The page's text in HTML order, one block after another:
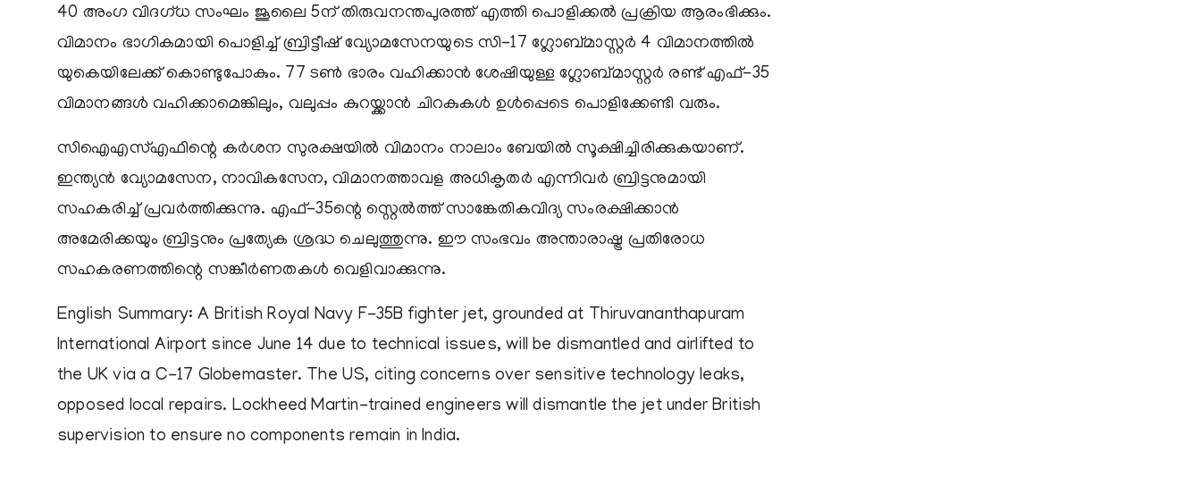
40 അംഗ വിദഗ്ധ സംഘം ജൂലൈ 5ന് തിരുവനന്തപുരത്ത് എത്തി പൊളിക്കല്‍ പ്രക്രിയ ആരംഭിക്കും.
വിമാനം ഭാഗികമായി പൊളിച്ച് ബ്രിട്ടീഷ് വ്യോമസേനയുടെ സി-17 ഗ്ലോബ്മാസ്റ്റര്‍ 4 വിമാനത്തില്‍
യുകെയിലേക്ക് കൊണ്ടുപോകും. 77 ടണ്‍ ഭാരം വഹിക്കാന്‍ ശേഷിയുള്ള ഗ്ലോബ്മാസ്റ്റര്‍ രണ്ട് എഫ്-35
വിമാനങ്ങള്‍ വഹിക്കാമെങ്കിലും, വലുപ്പം കുറയ്ക്കാന്‍ ചിറകുകള്‍ ഉള്‍പ്പെടെ പൊളിക്കേണ്ടി വരും.
സിഐഎസ്എഫിന്റെ കര്‍ശന സുരക്ഷയില്‍ വിമാനം നാലാം ബേയില്‍ സൂക്ഷിച്ചിരിക്കുകയാണ്.
ഇന്ത്യന്‍ വ്യോമസേന, നാവികസേന, വിമാനത്താവള അധികൃതര്‍ എന്നിവര്‍ ബ്രിട്ടനുമായി
സഹകരിച്ച് പ്രവര്‍ത്തിക്കുന്നു. എഫ്-35ന്റെ സ്റ്റെല്‍ത്ത് സാങ്കേതികവിദ്യ സംരക്ഷിക്കാന്‍
അമേരിക്കയും ബ്രിട്ടനും പ്രത്യേക ശ്രദ്ധ ചെലുത്തുന്നു. ഈ സംഭവം അന്താരാഷ്ട്ര പ്രതിരോധ
സഹകരണത്തിന്റെ സങ്കീര്‍ണതകള്‍ വെളിവാക്കുന്നു.
English Summary: A British Royal Navy F-35B fighter jet, grounded at Thiruvananthapuram
International Airport since June 14 due to technical issues, will be dismantled and airlifted to
the UK via a C-17 Globemaster. The US, citing concerns over sensitive technology leaks,
opposed local repairs. Lockheed Martin-trained engineers will dismantle the jet under British
supervision to ensure no components remain in India.